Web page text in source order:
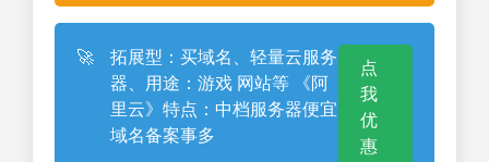
🚀
拓展型：买域名、轻量云服务
器、用途：游戏 网站等 《阿
里云》特点：中档服务器便宜
域名备案事多
点
我
优
惠